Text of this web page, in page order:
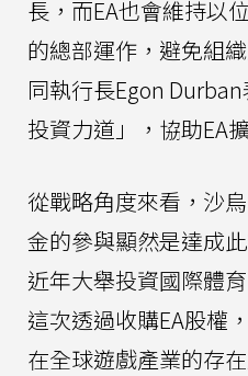
長，而EA也會維持以
的總部運作，避免組
同執行長Egon
投資力道」，協助EA
從戰略角度來看，沙
金的參與顯然是達成
近年大舉投資國際體
這次透過收購EA股權
在全球遊戲產業的存